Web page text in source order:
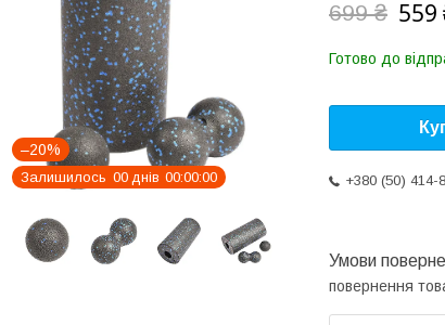
–20%
Залишилось 00 днів 00 00 00
699 ₴ 559
Готово до
+380 (50) 414-
повернення